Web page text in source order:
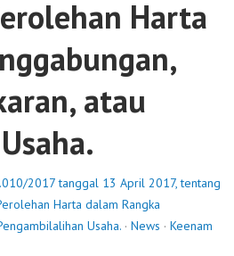
Harta
atau
2017 tanggal 13 April 2017, tentang
Harta dalam Rangka
Usaha. · News · Keenam